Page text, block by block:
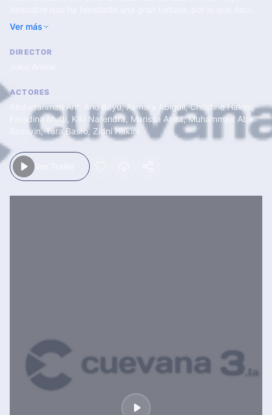
regresar a su pueblo natal junto a su única amiga. Sin embargo,
allí les espera una realidad aterradora.
Ver más
DIRECTOR
ACTORES
Abdurrahman Arif Ario Bayu,Asmara Abigail,Christine Hakim
,
Faradina Mufti Kiki Narendra, Marissa Anita,Muhammad Abe
Baasyin,Tara Basro, Zidni Hakim